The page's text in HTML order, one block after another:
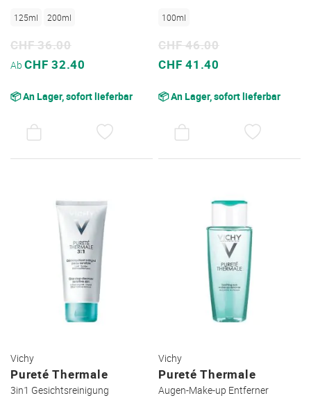
125ml 200ml
Sonderpreis
Ab CHF 32.40
CHF 36.00
📦 An Lager, sofort lieferbar
100ml
Sonderpreis
CHF 41.40
CHF 46.00
📦 An Lager, sofort lieferbar
Vichy
Pureté Thermale
3in1 Gesichtsreinigung
Vichy
Pureté Thermale
Augen-Make-up Entferner